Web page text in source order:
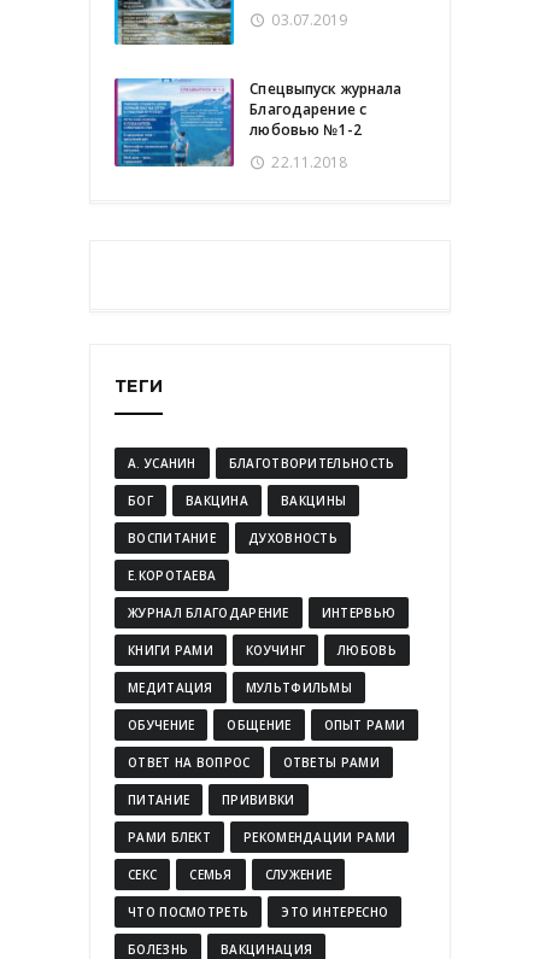
03.07.2019
Спецвыпуск журнала
Благодарение с
любовью №1-2
22.11.2018
ТЕГИ
А. УСАНИН БЛАГОТВОРИТЕЛЬНОСТЬ
БОГ ВАКЦИНА ВАКЦИНЫ
ВОСПИТАНИЕ ДУХОВНОСТЬ
Е.КОРОТАЕВА
ЖУРНАЛ БЛАГОДАРЕНИЕ ИНТЕРВЬЮ
КНИГИ РАМИ КОУЧИНГ ЛЮБОВЬ
МЕДИТАЦИЯ МУЛЬТФИЛЬМЫ
ОБУЧЕНИЕ ОБЩЕНИЕ ОПЫТ РАМИ
ОТВЕТ НА ВОПРОС ОТВЕТЫ РАМИ
ПИТАНИЕ ПРИВИВКИ
РАМИ БЛЕКТ РЕКОМЕНДАЦИИ РАМИ
СЕКС СЕМЬЯ СЛУЖЕНИЕ
ЧТО ПОСМОТРЕТЬ ЭТО ИНТЕРЕСНО
БОЛЕЗНЬ ВАКЦИНАЦИЯ